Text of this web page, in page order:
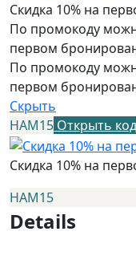
Скидка 10% на
По промокоду
первом
По промокоду
первом
Скрыть
НАМ15 Открыть код
Скидка 10% на
НАМ15
Details